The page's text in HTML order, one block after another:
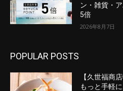
ン・雑貨・
5倍
2026年8月7日
POPULAR POSTS
【久世福商
もっと手軽